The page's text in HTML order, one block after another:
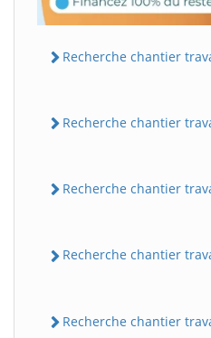
Recherche chantier
Recherche chantier
Recherche chantier
Recherche chantier
Recherche chantier